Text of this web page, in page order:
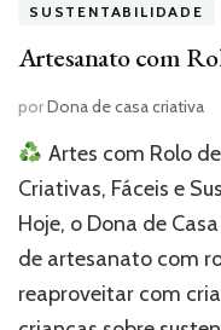
SUSTENTABILIDADE
Artesanato com
porDona de casa criativa
Artes com Rolo
Criativas, Fáceis e
Hoje, o Dona de
de artesanato com
reaproveitar com